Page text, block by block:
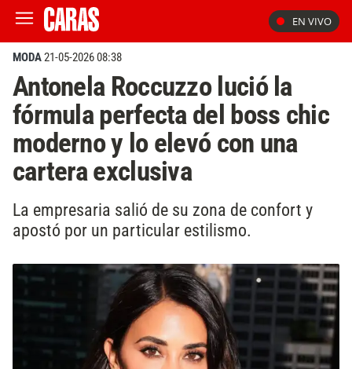
EN VIVO
MODA21-05-2026 08:38
Antonela Roccuzzo lució la
fórmula perfecta del boss chic
moderno y lo elevó con una
cartera exclusiva
La empresaria salió de su zona de confort y
apostó por un particular estilismo.